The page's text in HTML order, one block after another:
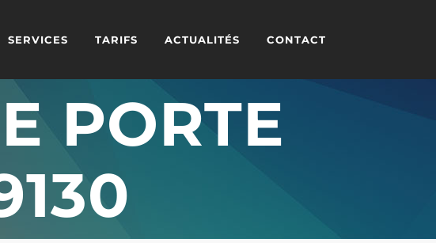
SERVICES TARIFS ACTUALITÉS CONTACT
PORTE